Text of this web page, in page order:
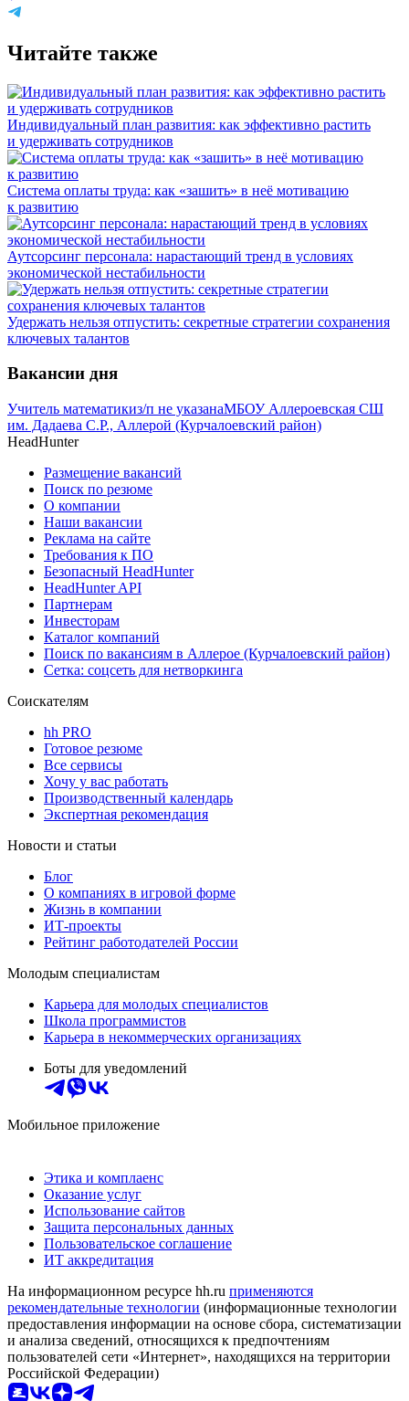
Читайте также
Индивидуальный план развития: как эффективно растить
и удерживать сотрудников
Система оплаты труда: как «зашить» в неё мотивацию
к развитию
Аутсорсинг персонала: нарастающий тренд в условиях
экономической нестабильности
Удержать нельзя отпустить: секретные стратегии сохранения
ключевых талантов
Вакансии дня
Учитель математикиз/п не указанаМБОУ Аллероевская СШ
им. Дадаева С.Р., Аллерой (Курчалоевский район)
HeadHunter
Размещение вакансий
Поиск по резюме
О компании
Наши вакансии
Реклама на сайте
Требования к ПО
Безопасный HeadHunter
HeadHunter API
Партнерам
Инвесторам
Каталог компаний
Поиск по вакансиям в Аллерое (Курчалоевский район)
Сетка: соцсеть для нетворкинга
Соискателям
hh PRO
Готовое резюме
Все сервисы
Хочу у вас работать
Производственный календарь
Экспертная рекомендация
Новости и статьи
Блог
О компаниях в игровой форме
Жизнь в компании
ИТ-проекты
Рейтинг работодателей России
Молодым специалистам
Карьера для молодых специалистов
Школа программистов
Карьера в некоммерческих организациях
Боты для уведомлений
Мобильное приложение
Этика и комплаенс
Оказание услуг
Использование сайтов
Защита персональных данных
Пользовательское соглашение
ИТ аккредитация
На информационном ресурсе hh.ru применяются
рекомендательные технологии (информационные технологии
предоставления информации на основе сбора, систематизации
и анализа сведений, относящихся к предпочтениям
пользователей сети «Интернет», находящихся на территории
Российской Федерации)